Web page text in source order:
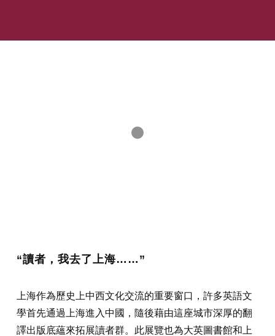
“讀者，我去了上海……”
上海作為歷史上中西文化交流的重要窗口，許多英語文
學首先通過上海進入中國，隨後藉由這座城市深厚的翻
譯出版底蘊來拓展讀者群。此展覽也為大英圖書館和上